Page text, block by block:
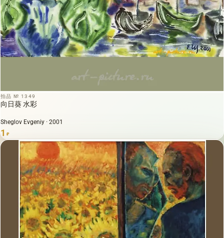
拍品 № 1349
向日葵 水彩
Sheglov Evgeniy · 2001
1 ₽